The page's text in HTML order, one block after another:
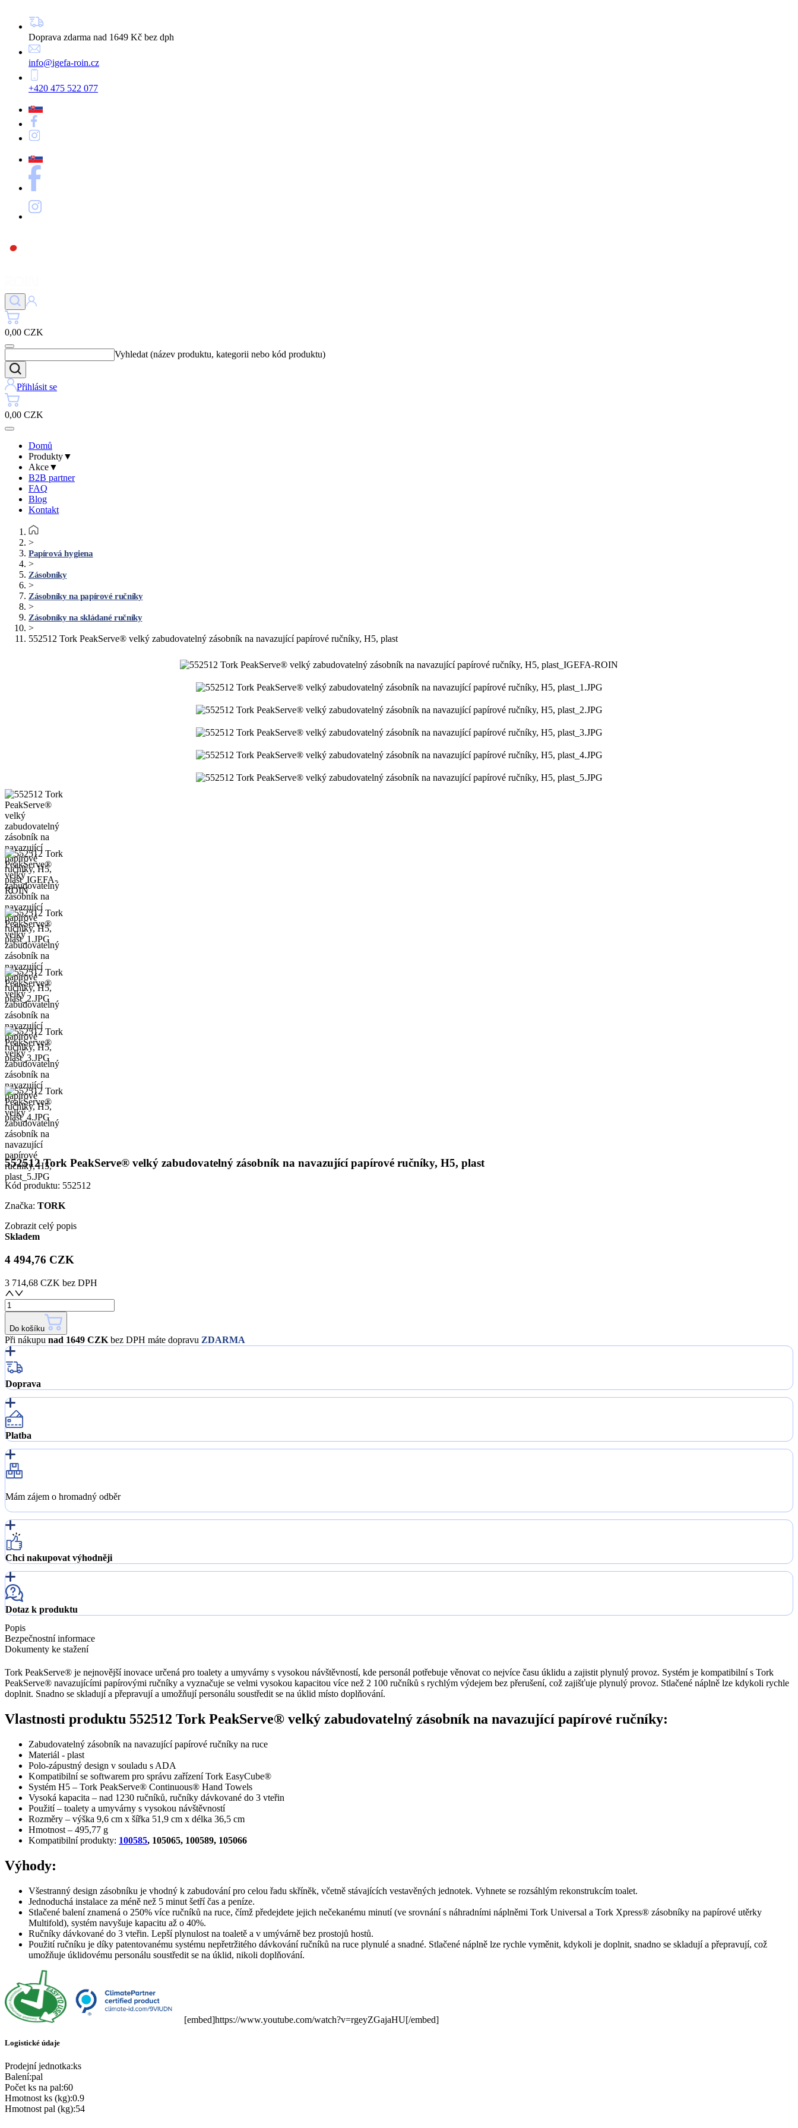
Doprava zdarma nad 1649 Kč bez dph
info@igefa-roin.cz
+420 475 522 077
0,00 CZK
Vyhledat (název produktu, kategorii nebo kód produktu)
Přihlásit se
0,00 CZK
Domů
Produkty▼
Akce▼
B2B partner
FAQ
Blog
Kontakt
>
Papírová hygiena
>
Zásobníky
>
Zásobníky na papírové ručníky
>
Zásobníky na skládané ručníky
>
552512 Tork PeakServe® velký zabudovatelný zásobník na navazující papírové ručníky, H5, plast
552512 Tork PeakServe® velký zabudovatelný zásobník na navazující papírové ručníky, H5, plast
Kód produktu: 552512
Značka: TORK
Zobrazit celý popis
Skladem
4 494,76 CZK
3 714,68 CZK bez DPH
Do košíku
Při nákupu nad 1649 CZK bez DPH máte dopravu ZDARMA
Doprava
Platba
Mám zájem o hromadný odběr
Chci nakupovat výhodněji
Dotaz k produktu
Popis
Bezpečnostní informace
Dokumenty ke stažení
Tork PeakServe® je nejnovější inovace určená pro toalety a umyvárny s vysokou návštěvností, kde personál potřebuje věnovat co nejvíce času úklidu a zajistit plynulý provoz. Systém je kompatibilní s Tork
PeakServe® navazujícími papírovými ručníky a vyznačuje se velmi vysokou kapacitou více než 2 100 ručníků s rychlým výdejem bez přerušení, což zajišťuje plynulý provoz. Stlačené náplně lze kdykoli rychle
doplnit. Snadno se skladují a přepravují a umožňují personálu soustředit se na úklid místo doplňování.
Vlastnosti produktu 552512 Tork PeakServe® velký zabudovatelný zásobník na navazující papírové ručníky:
Zabudovatelný zásobník na navazující papírové ručníky na ruce
Materiál - plast
Polo-zápustný design v souladu s ADA
Kompatibilní se softwarem pro správu zařízení Tork EasyCube®
Systém H5 – Tork PeakServe® Continuous® Hand Towels
Vysoká kapacita – nad 1230 ručníků, ručníky dávkované do 3 vteřin
Použití – toalety a umyvárny s vysokou návštěvností
Rozměry – výška 9,6 cm x šířka 51,9 cm x délka 36,5 cm
Hmotnost – 495,77 g
Kompatibilní produkty: 100585, 105065, 100589, 105066
Výhody:
Všestranný design zásobníku je vhodný k zabudování pro celou řadu skříněk, včetně stávajících vestavěných jednotek. Vyhnete se rozsáhlým rekonstrukcím toalet.
Jednoduchá instalace za méně než 5 minut šetří čas a peníze.
Stlačené balení znamená o 250% více ručníků na ruce, čímž předejdete jejich nečekanému minutí (ve srovnání s náhradními náplněmi Tork Universal a Tork Xpress® zásobníky na papírové utěrky
Multifold), systém navyšuje kapacitu až o 40%.
Ručníky dávkované do 3 vteřin. Lepší plynulost na toaletě a v umývárně bez prostojů hostů.
Použití ručníku je díky patentovanému systému nepřetržitého dávkování ručníků na ruce plynulé a snadné. Stlačené náplně lze rychle vyměnit, kdykoli je doplnit, snadno se skladují a přepravují, což
umožňuje úklidovému personálu soustředit se na úklid, nikoli doplňování.
[embed]https://www.youtube.com/watch?v=rgeyZGajaHU[/embed]
Logistické údaje
Prodejní jednotka:ks
Balení:pal
Počet ks na pal:60
Hmotnost ks (kg):0.9
Hmotnost pal (kg):54